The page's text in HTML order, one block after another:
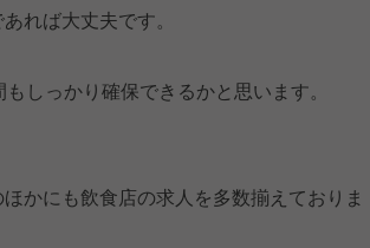
れば大丈夫です。
しっかり確保できるかと思います。
かにも飲食店の求人を多数揃えておりま